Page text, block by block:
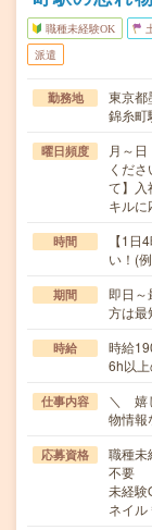
職種未経験OK
派遣
勤務地
東京都
錦糸町
曜日頻度
月～
くだ
て】入
キルに
時間
【1
い！(
期間
即日～
方は最
時給
時給
6h以
仕事内容
＼ 嬉
物情
応募資格
職種未
不要
未経験
ネイ